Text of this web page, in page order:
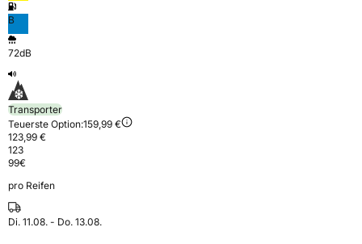
B
72dB
Transporter
Teuerste Option:159,99 €
123,99 €
123
99€
pro Reifen
Di. 11.08. - Do. 13.08.